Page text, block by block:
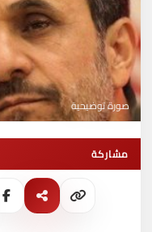
صورة توضيحية
مشاركة